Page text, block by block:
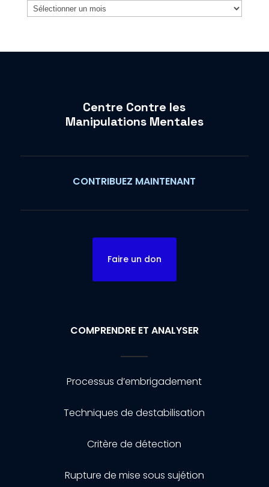
Archives
Centre Contre les
Manipulations Mentales
CONTRIBUEZ MAINTENANT
Faire un don
COMPRENDRE ET ANALYSER
Processus d’embrigadement
Techniques de destabilisation
Critère de détection
Rupture de mise sous sujétion